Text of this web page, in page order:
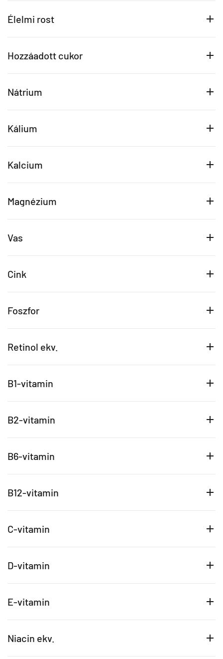
Élelmi rost
Hozzáadott cukor
Nátrium
Kálium
Kalcium
Magnézium
Vas
Cink
Foszfor
Retinol ekv.
B1-vitamin
B2-vitamin
B6-vitamin
B12-vitamin
C-vitamin
D-vitamin
E-vitamin
Niacin ekv.